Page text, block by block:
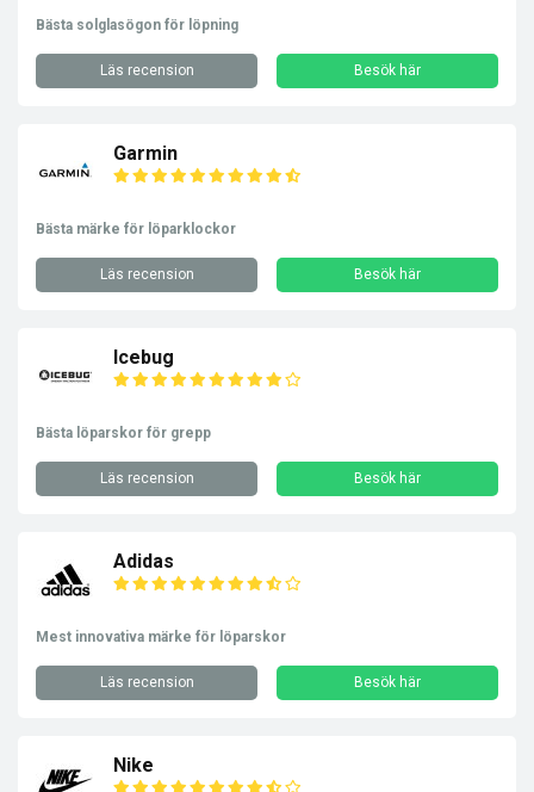
Bästa solglasögon för löpning
Läs recension Besök här
Garmin
Bästa märke för löparklockor
Läs recension Besök här
Icebug
Bästa löparskor för grepp
Läs recension Besök här
Adidas
Mest innovativa märke för löparskor
Läs recension Besök här
Nike